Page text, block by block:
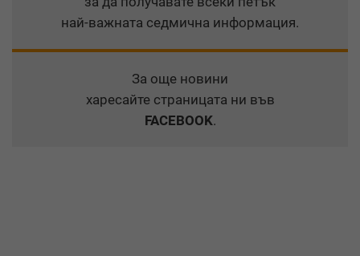
най-важната седмична информация.
За още новини
харесайте страницата ни във
FACEBOOK.